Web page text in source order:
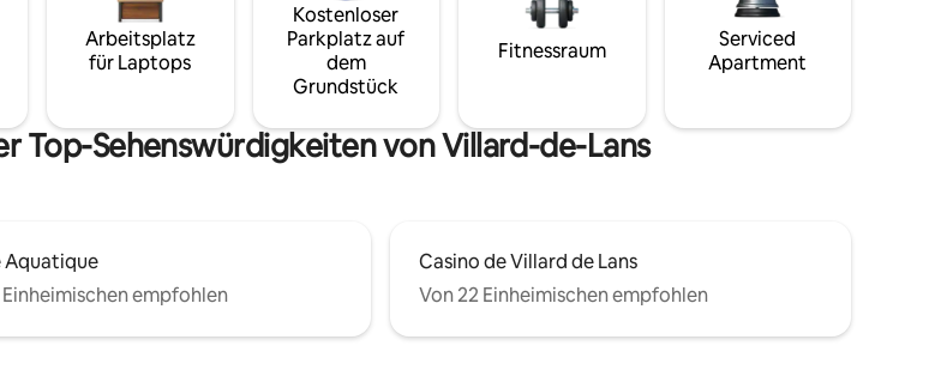
Arbeitsplatz
für Laptops
Kostenloser
Parkplatz auf
dem
Grundstück
Fitnessraum
Serviced
Apartment
Top-Sehenswürdigkeiten von Villard-de-Lans
Aquatique
Einheimischen empfohlen
Casino de Villard de Lans
Von 22 Einheimischen empfohlen